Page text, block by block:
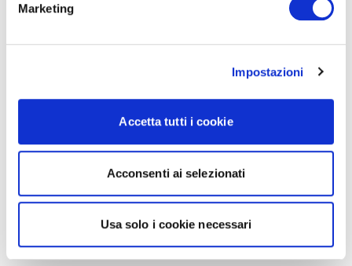
Marketing
Impostazioni
Accetta tutti i cookie
Acconsenti ai selezionati
Usa solo i cookie necessari